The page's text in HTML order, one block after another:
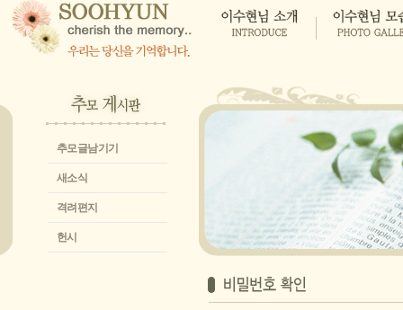
추모글남기기
새소식
격려편지
헌시